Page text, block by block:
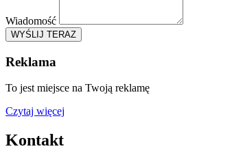
Wiadomość
WYŚLIJ TERAZ
Reklama
To jest miejsce na Twoją reklamę
Czytaj więcej
Kontakt